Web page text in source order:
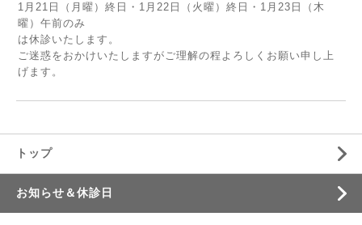
1月21日（月曜）終日・1月22日（火曜）終日・1月23日（木
曜）午前のみ
は休診いたします。
ご迷惑をおかけいたしますがご理解の程よろしくお願い申し上
げます。
トップ
お知らせ＆休診日